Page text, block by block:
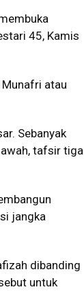
45, Kamis
atau
Sebanyak
tafsir tiga
jangka
dibanding
untuk